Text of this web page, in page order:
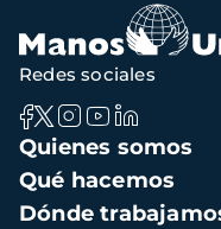
Navegación
principal
Quienes somos
Qué hacemos
Dónde
Redes sociales